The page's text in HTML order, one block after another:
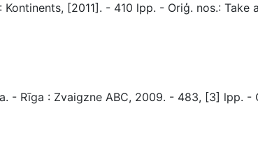
[2011]. - 410 lpp. - Oriģ. nos.: Take
Rīga : Zvaigzne ABC, 2009. - 483, [3] lpp. -